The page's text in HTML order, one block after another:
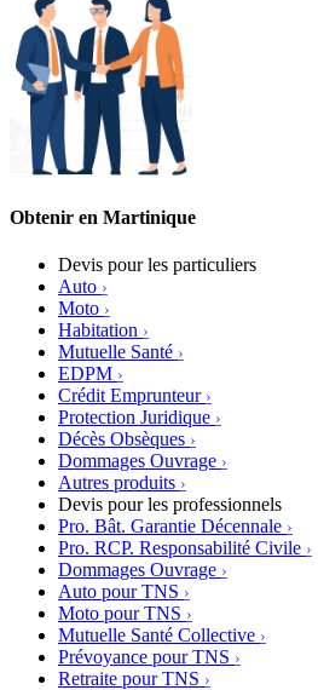
Obtenir en Martinique
Devis pour les particuliers
Auto
Moto
Habitation
Mutuelle Santé
EDPM
Crédit Emprunteur
Protection Juridique
Décès Obsèques
Dommages Ouvrage
Autres produits
Devis pour les professionnels
Pro. Bât. Garantie Décennale
Pro. RCP. Responsabilité Civile
Dommages Ouvrage
Auto pour TNS
Moto pour TNS
Mutuelle Santé Collective
Prévoyance pour TNS
Retraite pour TNS